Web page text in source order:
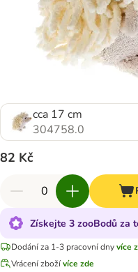
cca 17 cm
304758.0
82 Kč
Získejte 3 zooBodů za
Dodání za 1-3 pracovní dnyvíce
Vrácení zbožívíce zde